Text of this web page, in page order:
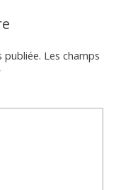
publiée. Les champs